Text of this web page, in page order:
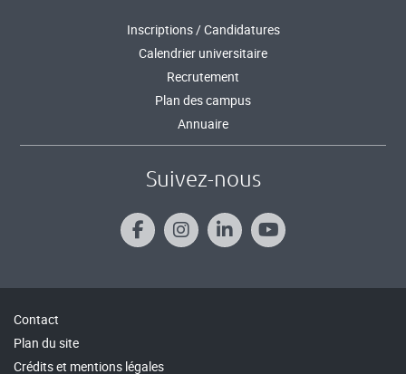
Inscriptions / Candidatures
Calendrier universitaire
Recrutement
Plan des campus
Annuaire
Suivez-nous
Contact
Plan du site
Crédits et mentions légales